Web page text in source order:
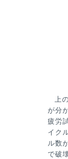
上
が分
疲労
イク
ル数
で破